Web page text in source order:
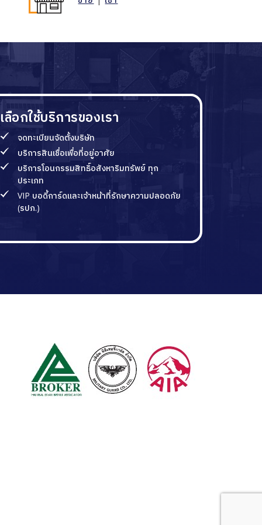
เลือกใช้บริการของเรา
จดทะเบียนจัดตั้งบริษัท
บริการสินเชื่อเพื่อที่อยู่อาศัย
บริการโอนกรรมสิทธิ์อสังหาริมทรัพย์ ทุก
ประเภท
VIP บอดี้การ์ดและเจ้าหน้าที่รักษาความปลอดภัย
(รปภ.)